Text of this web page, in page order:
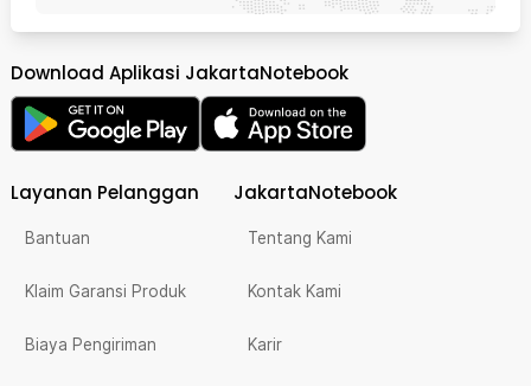
Download Aplikasi JakartaNotebook
Layanan Pelanggan
Bantuan
Klaim Garansi Produk
Biaya Pengiriman
JakartaNotebook
Tentang Kami
Kontak Kami
Karir